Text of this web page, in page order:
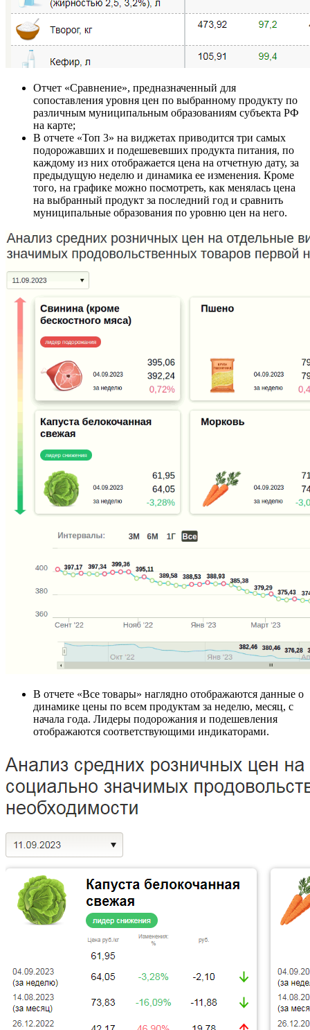
Отчет «Сравнение», предназначенный для
сопоставления уровня цен по выбранному продукту по
различным муниципальным образованиям субъекта РФ
на карте;
В отчете «Топ 3» на виджетах приводится три самых
подорожавших и подешевевших продукта питания, по
каждому из них отображается цена на отчетную дату, за
предыдущую неделю и динамика ее изменения. Кроме
того, на графике можно посмотреть, как менялась цена
на выбранный продукт за последний год и сравнить
муниципальные образования по уровню цен на него.
В отчете «Все товары» наглядно отображаются данные о
динамике цены по всем продуктам за неделю, месяц, с
начала года. Лидеры подорожания и подешевления
отображаются соответствующими индикаторами.